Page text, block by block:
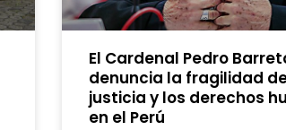
El Cardenal Pedro
denuncia la fragilidad
justicia y los derechos
en el Perú